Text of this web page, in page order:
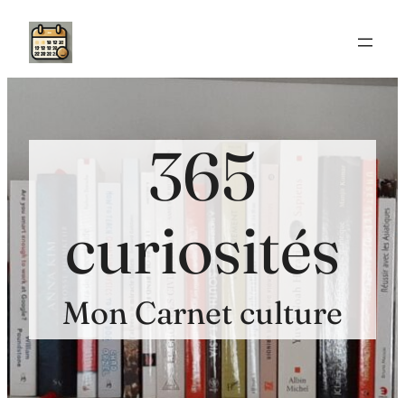
Aller
contenu
365
curiosités
Mon Carnet culture